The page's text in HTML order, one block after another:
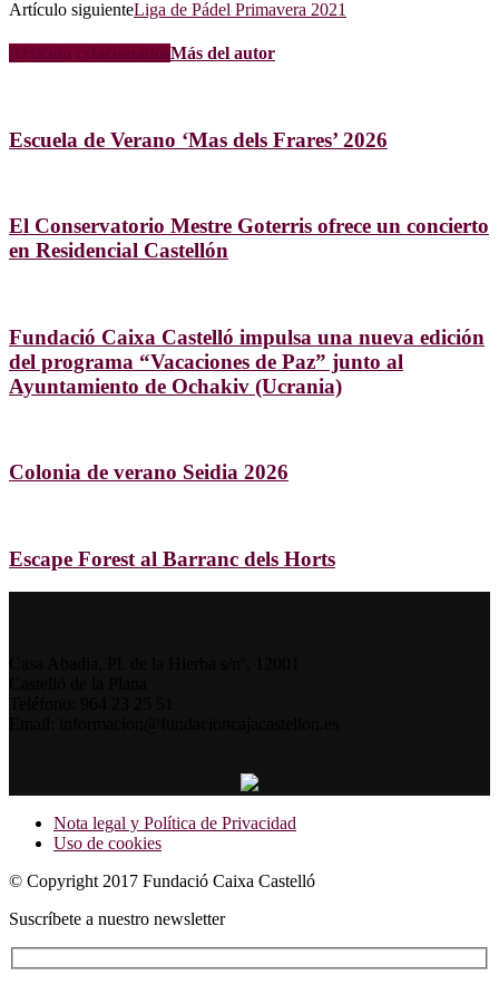
Artículo siguienteLiga de Pádel Primavera 2021
Más del autor
Escuela de Verano ‘Mas dels Frares’ 2026
El Conservatorio Mestre Goterris ofrece un concierto
en Residencial Castellón
Fundació Caixa Castelló impulsa una nueva edición
del programa “Vacaciones de Paz” junto al
Ayuntamiento de Ochakiv (Ucrania)
Colonia de verano Seidia 2026
Escape Forest al Barranc dels Horts
Nota legal y Política de Privacidad
Uso de cookies
© Copyright 2017 Fundació Caixa Castelló
Suscríbete a nuestro newsletter